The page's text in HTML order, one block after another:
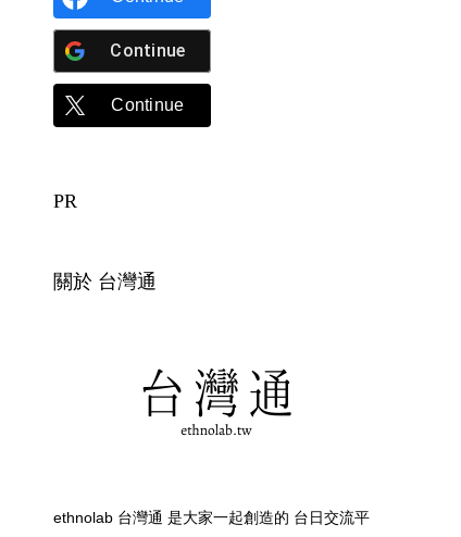
Continue
Continue
PR
關於 台灣通
ethnolab 台灣通 是大家一起創造的 台日交流平